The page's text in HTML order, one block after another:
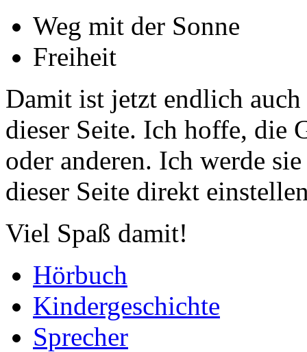
Weg mit der Sonne
Freiheit
Damit ist jetzt endlich
dieser Seite. Ich hoffe, die
oder anderen. Ich werde
dieser Seite direkt
Viel Spaß damit!
Hörbuch
Kindergeschichte
Sprecher